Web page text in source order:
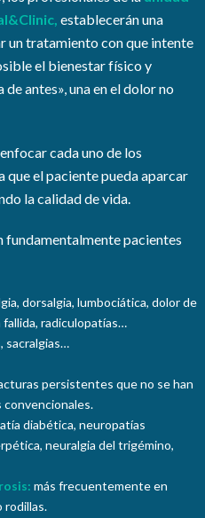
establecerán una
un tratamiento con que intente
el bienestar físico y
antes», una en el dolor no
cada uno de los
que el paciente pueda aparcar
la calidad de vida.
fundamentalmente pacientes
dorsalgia, lumbociática, dolor de
fallida, radiculopatías…
sacralgias…
persistentes que no se han
diabética, neuropatías
neuralgia del trigémino,
más frecuentemente en
rodillas.